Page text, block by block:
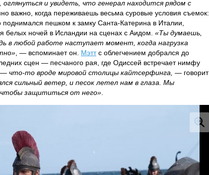
и увидеть, что генерал находится рядом с
важно, когда переживаешь весьма суровые условия съемок:
пешком к замку Санта-Катерина в Италии,
белых ночей в Исландии на сценах с Аидом. «Ты думаешь,
в любой работе наступает момент, когда нагрузка
, — вспоминает он. Мэттс облегчением добрался до
сцен — песчаного рая, где Одиссей встречает нимфу
что-то вроде мировой столицы кайтсерфинга, — говорит
сильный ветер, и песок летел нам в глаза. Мы
защититься от него»